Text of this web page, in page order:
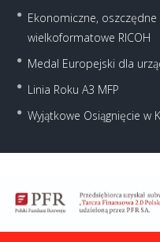
Ekonomiczne,
wielkoformatowe RICOH
Medal Europejski dla
Linia Roku A3 MFP
Wyjątkowe Osiągnięcie w